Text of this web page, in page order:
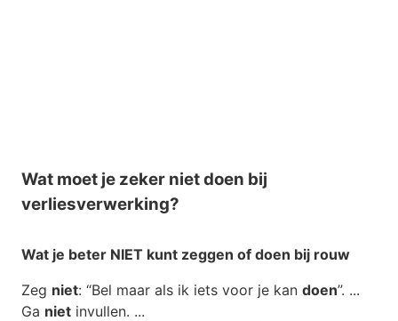
Wat moet je zeker niet doen bij
verliesverwerking?
Wat je beter NIET kunt zeggen of doen bij rouw
Zeg niet: “Bel maar als ik iets voor je kan doen”. ...
Ga niet invullen. ...